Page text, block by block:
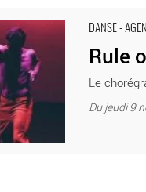
DANSE -
Rule
Le
Du jeudi 9
Danse Paris Théâtre de la